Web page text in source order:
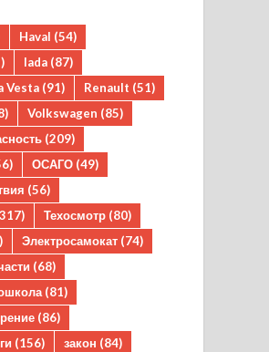
Haval (54)
lada (87)
Vesta (91) Renault (51)
Volkswagen (85)
(209)
ОСАГО (49)
(56)
Техосмотр (80)
Электросамокат (74)
(68)
(81)
(86)
(156) закон (84)